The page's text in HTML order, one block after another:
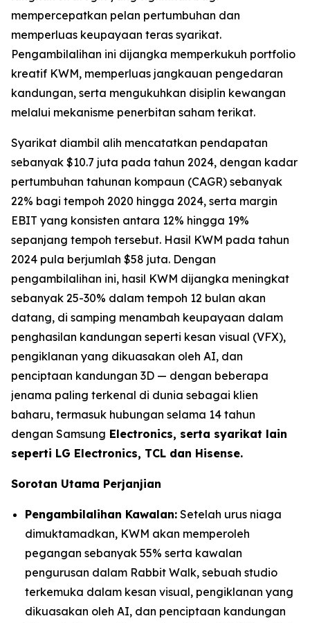
mempercepatkan pelan pertumbuhan dan
memperluas keupayaan teras syarikat.
Pengambilalihan ini dijangka memperkukuh portfolio
kreatif KWM, memperluas jangkauan pengedaran
kandungan, serta mengukuhkan disiplin kewangan
melalui mekanisme penerbitan saham terikat.
Syarikat diambil alih mencatatkan pendapatan
sebanyak $10.7 juta pada tahun 2024, dengan kadar
pertumbuhan tahunan kompaun (CAGR) sebanyak
22% bagi tempoh 2020 hingga 2024, serta margin
EBIT yang konsisten antara 12% hingga 19%
sepanjang tempoh tersebut. Hasil KWM pada tahun
2024 pula berjumlah $58 juta. Dengan
pengambilalihan ini, hasil KWM dijangka meningkat
sebanyak 25-30% dalam tempoh 12 bulan akan
datang, di samping menambah keupayaan dalam
penghasilan kandungan seperti kesan visual (VFX),
pengiklanan yang dikuasakan oleh AI, dan
penciptaan kandungan 3D — dengan beberapa
jenama paling terkenal di dunia sebagai klien
baharu, termasuk hubungan selama 14 tahun
dengan Samsung Electronics, serta syarikat lain
seperti LG Electronics, TCL dan Hisense.
Sorotan Utama Perjanjian
Pengambilalihan Kawalan: Setelah urus niaga
dimuktamadkan, KWM akan memperoleh
pegangan sebanyak 55% serta kawalan
pengurusan dalam Rabbit Walk, sebuah studio
terkemuka dalam kesan visual, pengiklanan yang
dikuasakan oleh AI, dan penciptaan kandungan